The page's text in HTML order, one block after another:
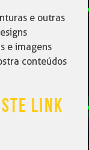
e outras
e imagens
conteúdos
LINK